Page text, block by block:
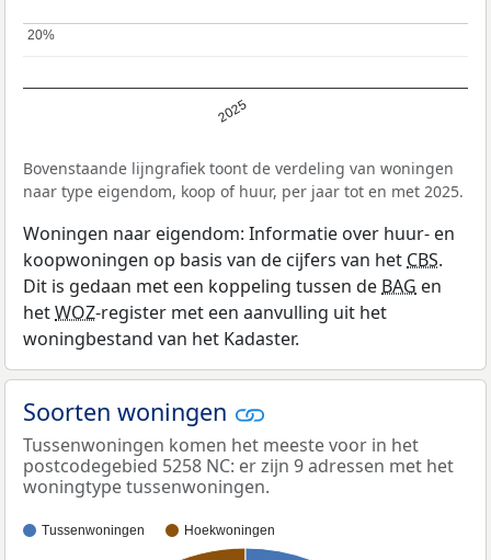
2025
20%
20%
Bovenstaande lijngrafiek toont de verdeling van woningen
naar type eigendom, koop of huur, per jaar tot en met 2025.
Woningen naar eigendom: Informatie over huur- en
koopwoningen op basis van de cijfers van het CBS.
Dit is gedaan met een koppeling tussen de BAG en
hetWOZ-register met een aanvulling uit het
woningbestand van het Kadaster.
Soorten woningen
Tussenwoningen komen het meeste voor in het
postcodegebied 5258 NC: er zijn 9 adressen met het
woningtype tussenwoningen.
Tussenwoningen Hoekwoningen